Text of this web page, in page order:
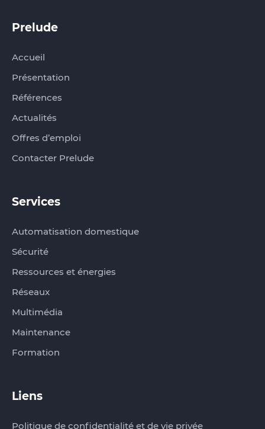
Accueil
Présentation
Références
Actualités
Offres d’emploi
Contacter Prelude
Services
Automatisation domestique
Sécurité
Ressources et énergies
Réseaux
Multimédia
Maintenance
Formation
Liens
Politique de confidentialité et de vie privée